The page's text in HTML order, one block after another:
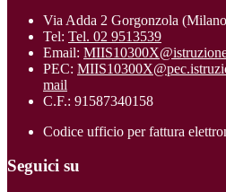
Via Adda 2 Gorgonzola
Tel: Tel. 02 9513539
Email:
PEC:
mail
C.F.: 91587340158
Codice ufficio per fattura
Seguici su